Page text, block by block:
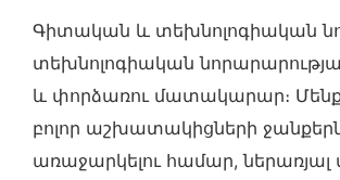
Գիտական ​​և տեխնոլոգիական
տեխնոլոգիական
և փորձառու մատակարար։ Մենք
բոլոր աշխատակիցների
առաջարկելու համար,